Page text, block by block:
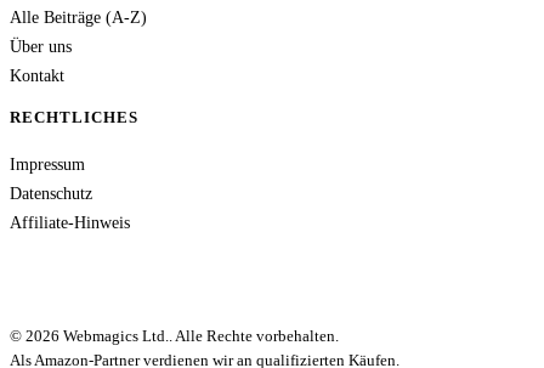
Alle Beiträge (A-Z)
Über uns
Kontakt
RECHTLICHES
Impressum
Datenschutz
Affiliate-Hinweis
© 2026 Webmagics Ltd.. Alle Rechte vorbehalten.
Als Amazon-Partner verdienen wir an qualifizierten Käufen.